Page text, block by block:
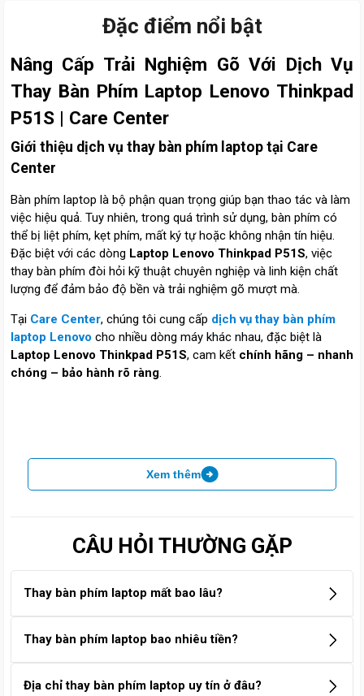
Đặc điểm nổi bật
Nâng Cấp Trải Nghiệm Gõ Với Dịch Vụ
Thay Bàn Phím Laptop Lenovo Thinkpad
P51S | Care Center
Giới thiệu dịch vụ thay bàn phím laptop tại Care
Center
Bàn phím laptop là bộ phận quan trọng giúp bạn thao tác và làm
việc hiệu quả. Tuy nhiên, trong quá trình sử dụng, bàn phím có
thể bị liệt phím, kẹt phím, mất ký tự hoặc không nhận tín hiệu.
Đặc biệt với các dòng Laptop Lenovo Thinkpad P51S, việc
thay bàn phím đòi hỏi kỹ thuật chuyên nghiệp và linh kiện chất
lượng để đảm bảo độ bền và trải nghiệm gõ mượt mà.
Tại Care Center, chúng tôi cung cấp dịch vụ thay bàn phím
laptop Lenovo cho nhiều dòng máy khác nhau, đặc biệt là
Laptop Lenovo Thinkpad P51S, cam kết chính hãng – nhanh
chóng – bảo hành rõ ràng.
Xem thêm
CÂU HỎI THƯỜNG GẶP
Thay bàn phím laptop mất bao lâu?
Thời gian thay bàn phím laptop thường dao động từ 30 phút
nên có thể mất lâu hơn. Gọi 1900 8174 để được tư vấn thời
Thay bàn phím laptop bao nhiêu tiền?
Chi phí thay bàn phím laptop dao động từ 400.000đ –
Địa chỉ thay bàn phím laptop uy tín ở đâu?